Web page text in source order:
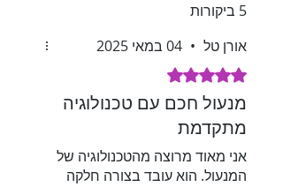
5 ביקורות
אורן טל • 04 במאי 2025
דירוג של 5 מתוך 5 כוכבים.
מנעול חכם עם טכנולוגיה
מתקדמת
אני מאוד מרוצה מהטכנולוגיה של
המנעול. הוא עובד בצורה חלקה